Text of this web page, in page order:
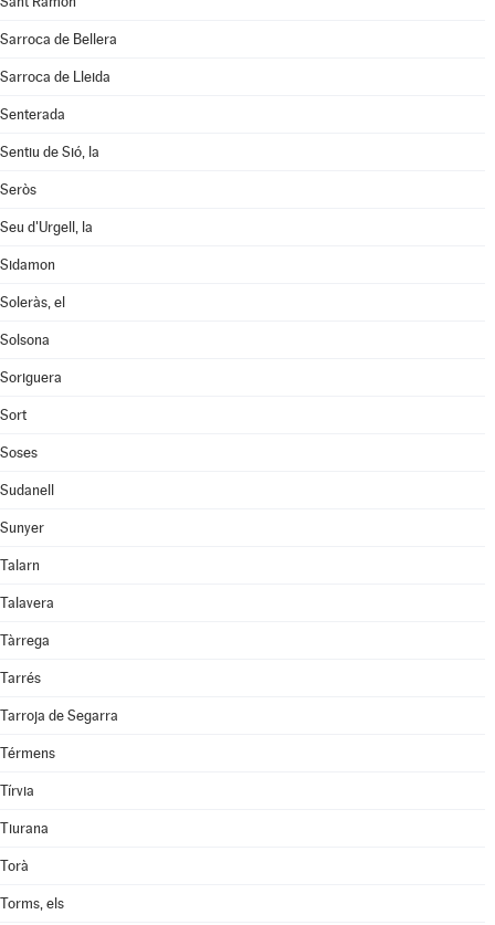
Sarroca de Bellera
Sarroca de Lleida
Senterada
Sentiu de Sió, la
Seròs
Seu d'Urgell, la
Sidamon
Soleràs, el
Solsona
Soriguera
Sort
Soses
Sudanell
Sunyer
Talarn
Talavera
Tàrrega
Tarrés
Tarroja de Segarra
Térmens
Tírvia
Tiurana
Torà
Torms, els